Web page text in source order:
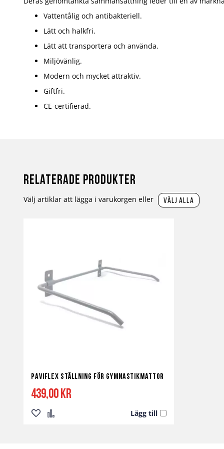
Vattentålig och antibakteriell.
Lätt och halkfri.
Lätt att transportera och använda.
Miljövänlig.
Modern och mycket attraktiv.
Giftfri.
CE-certifierad.
Relaterade produkter
Välj artiklar att lägga i varukorgen eller välj alla
Paviflex Ställning för Gymnastikmattor
439,00 kr
Lägg till
Lägg Lägg